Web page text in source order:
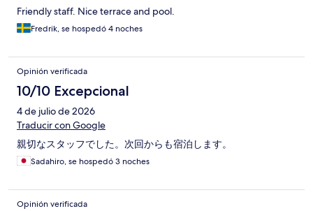
Friendly staff. Nice terrace and pool.
Fredrik, se hospedó 4 noches
Opinión verificada
10/10 Excepcional
4 de julio de 2026
Traducir con Google
親切なスタッフでした。次回からも宿泊します。
Sadahiro, se hospedó 3 noches
Opinión verificada